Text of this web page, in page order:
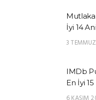
İyi 14
3
IMDb
En İyi